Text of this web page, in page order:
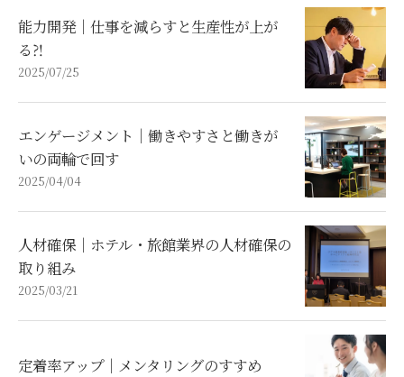
能力開発｜仕事を減らすと生産性が上が
る⁈
2025/07/25
エンゲージメント｜働きやすさと働きが
いの両輪で回す
2025/04/04
人材確保｜ホテル・旅館業界の人材確保の
取り組み
2025/03/21
定着率アップ｜メンタリングのすすめ